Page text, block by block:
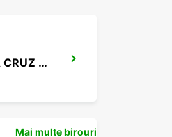
TENERIFE PUERTO DE LA CRUZ LA PAZ
Mai multe birouri